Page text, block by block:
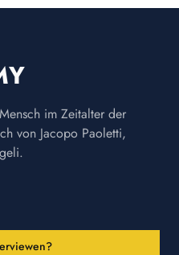
im Zeitalter der
von Jacopo Paoletti,